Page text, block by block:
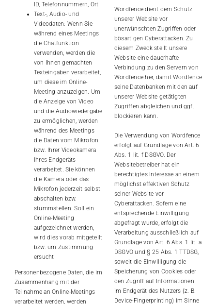
ID, Telefonnummern, Ort
Text-, Audio- und
Videodaten: Wenn Sie
während eines Meetings
die Chatfunktion
verwenden, werden die
von Ihnen gemachten
Texteingaben verarbeitet,
um diese im Online-
Meeting anzuzeigen. Um
die Anzeige von Video
und die Audiowiedergabe
zu ermöglichen, werden
während des Meetings
die Daten vom Mikrofon
bzw. Ihrer Videokamera
Ihres Endgeräts
verarbeitet. Sie können
die Kamera oder das
Mikrofon jederzeit selbst
abschalten bzw.
stummstellen. Soll ein
Online-Meeting
aufgezeichnet werden,
wird dies vorab mitgeteilt
bzw. um Zustimmung
ersucht
Personenbezogene Daten, die im
Zusammenhang mit der
Teilnahme an Online-Meetings
verarbeitet werden, werden
Wordfence dient dem Schutz
unserer Website vor
unerwünschten Zugriffen oder
bösartigen Cyberattacken. Zu
diesem Zweck stellt unsere
Website eine dauerhafte
Verbindung zu den Servern von
Wordfence her, damit Wordfence
seine Datenbanken mit den auf
unserer Website getätigten
Zugriffen abgleichen und ggf.
blockieren kann.
Die Verwendung von Wordfence
erfolgt auf Grundlage von Art. 6
Abs. 1 lit. f DSGVO. Der
Websitebetreiber hat ein
berechtigtes Interesse an einem
möglichst effektiven Schutz
seiner Website vor
Cyberattacken. Sofern eine
entsprechende Einwilligung
abgefragt wurde, erfolgt die
Verarbeitung ausschließlich auf
Grundlage von Art. 6 Abs. 1 lit. a
DSGVO und § 25 Abs. 1 TTDSG,
soweit die Einwilligung die
Speicherung von Cookies oder
den Zugriff auf Informationen
im Endgerät des Nutzers (z. B.
Device-Fingerprinting) im Sinne